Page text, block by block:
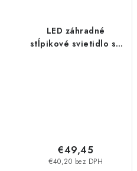
LED záhradné
stĺpikové svietidlo so
€40,20 bez DPH
€49,45